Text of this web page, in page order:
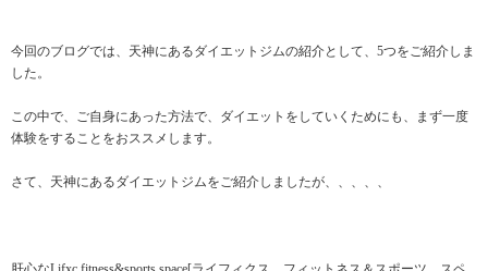
今回のブログでは、天神にあるダイエットジムの紹介として、5つをご紹介しま
した。
この中で、ご自身にあった方法で、ダイエットをしていくためにも、まず一度
体験をすることをおススメします。
さて、天神にあるダイエットジムをご紹介しましたが、、、、、